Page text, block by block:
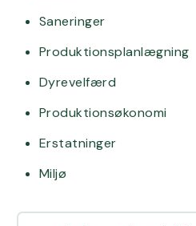
Saneringer
Produktionsplanlægning
Dyrevelfærd
Produktionsøkonomi
Erstatninger
Miljø